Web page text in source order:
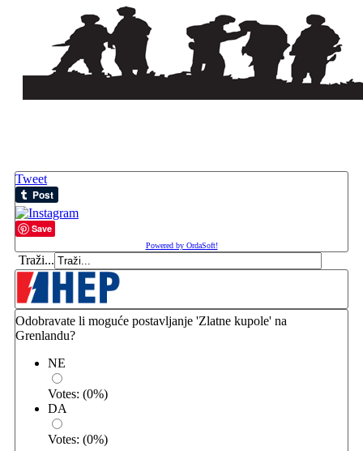
Tweet
Save
Powered by OrdaSoft!
Traži...
Odobravate li moguće postavljanje 'Zlatne kupole' na
Grenlandu?
NE
Votes: (0%)
DA
Votes: (0%)